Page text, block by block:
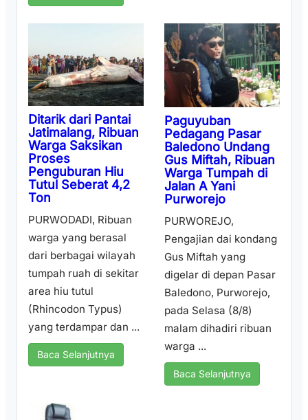
Ditarik dari Pantai
Jatimalang, Ribuan
Warga Saksikan
Proses
Penguburan Hiu
Tutul Seberat 4,2
Ton
PURWODADI, Ribuan
warga yang berasal
dari berbagai wilayah
tumpah ruah di sekitar
area hiu tutul
(Rhincodon Typus)
yang terdampar dan ...
Baca Selanjutnya
Paguyuban
Pedagang Pasar
Baledono Undang
Gus Miftah, Ribuan
Warga Tumpah di
Jalan A Yani
Purworejo
PURWOREJO,
Pengajian dai kondang
Gus Miftah yang
digelar di depan Pasar
Baledono, Purworejo,
pada Selasa (8/8)
malam dihadiri ribuan
warga ...
Baca Selanjutnya